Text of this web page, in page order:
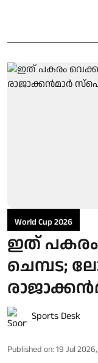
World Cup 2026
ഇത് പകരം
ചെമ്പട;
Sports Desk
Published on: 19 Jul